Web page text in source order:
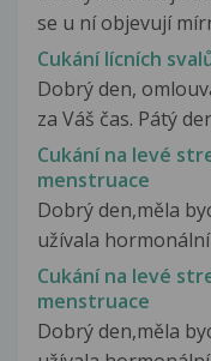
se u ní objevují
Cukání lícních
Dobrý den,
za Váš čas. Pátý
Cukání na levé
menstruace
Dobrý den,měla
užívala
Cukání na levé
menstruace
Dobrý den,měla